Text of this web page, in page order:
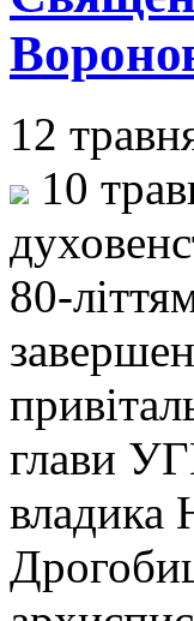
12
10
80-
глави
владика